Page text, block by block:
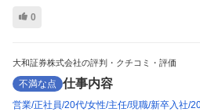
0
大和証券株式会社の評判・クチコミ・評価
不満な点 仕事内容
営業 正社員 20代 女性 主任 現職 新卒入社